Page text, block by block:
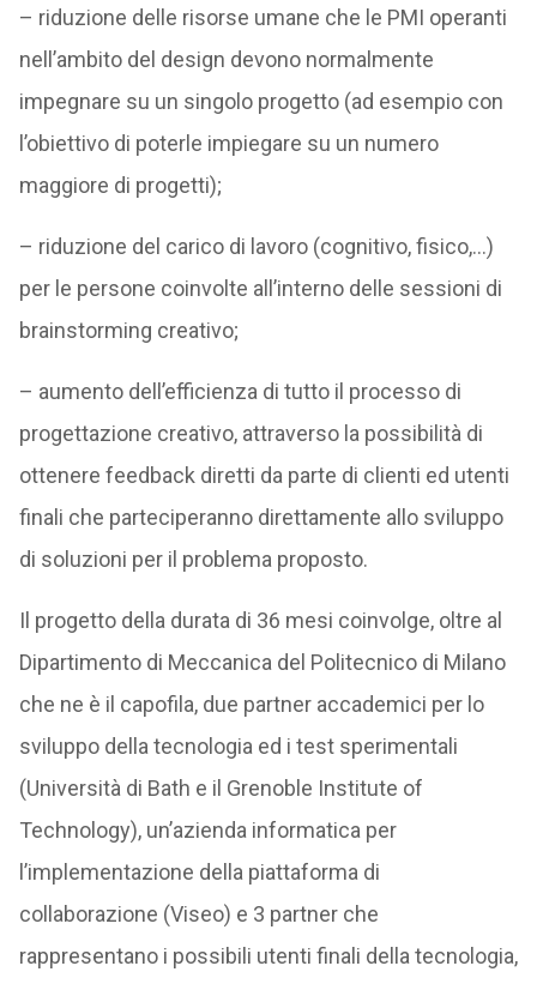
– riduzione delle risorse umane che le PMI operanti
nell’ambito del design devono normalmente
impegnare su un singolo progetto (ad esempio con
l’obiettivo di poterle impiegare su un numero
maggiore di progetti);
– riduzione del carico di lavoro (cognitivo, fisico,…)
per le persone coinvolte all’interno delle sessioni di
brainstorming creativo;
– aumento dell’efficienza di tutto il processo di
progettazione creativo, attraverso la possibilità di
ottenere feedback diretti da parte di clienti ed utenti
finali che parteciperanno direttamente allo sviluppo
di soluzioni per il problema proposto.
Il progetto della durata di 36 mesi coinvolge, oltre al
Dipartimento di Meccanica del Politecnico di Milano
che ne è il capofila, due partner accademici per lo
sviluppo della tecnologia ed i test sperimentali
(Università di Bath e il Grenoble Institute of
Technology), un’azienda informatica per
l’implementazione della piattaforma di
collaborazione (Viseo) e 3 partner che
rappresentano i possibili utenti finali della tecnologia,